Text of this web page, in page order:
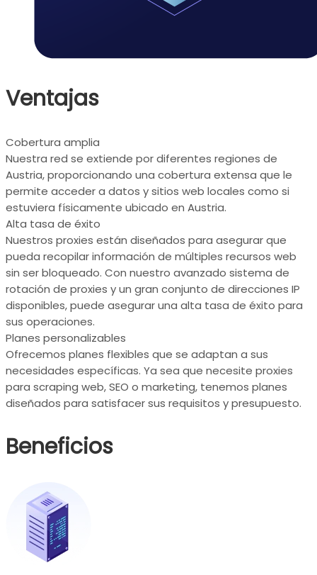
Ventajas
Cobertura amplia
Nuestra red se extiende por diferentes regiones de
Austria, proporcionando una cobertura extensa que le
permite acceder a datos y sitios web locales como si
estuviera físicamente ubicado en Austria.
Alta tasa de éxito
Nuestros proxies están diseñados para asegurar que
pueda recopilar información de múltiples recursos web
sin ser bloqueado. Con nuestro avanzado sistema de
rotación de proxies y un gran conjunto de direcciones IP
disponibles, puede asegurar una alta tasa de éxito para
sus operaciones.
Planes personalizables
Ofrecemos planes flexibles que se adaptan a sus
necesidades específicas. Ya sea que necesite proxies
para scraping web, SEO o marketing, tenemos planes
diseñados para satisfacer sus requisitos y presupuesto.
Beneficios